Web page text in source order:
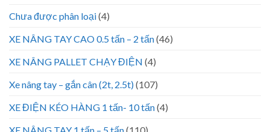
Chưa được phân loại(4)
XE NÂNG TAY CAO 0.5 tấn – 2 tấn(46)
XE NÂNG PALLET CHẠY ĐIỆN (4)
Xe nâng tay – gắn cân (2t, 2.5t)(107)
XE ĐIỆN KÉO HÀNG 1 tấn- 10 tấn(4)